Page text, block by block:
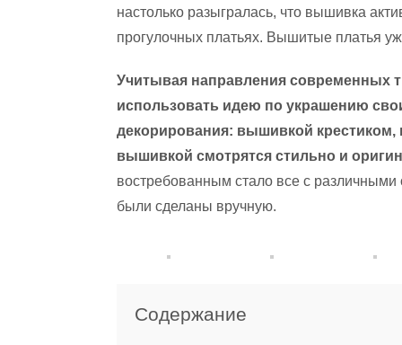
настолько разыгралась, что вышивка
прогулочных платьях. Вышитые платья
Учитывая направления современных
использовать идею по украшению
декорирования: вышивкой
вышивкой смотрятся стильно и
востребованным стало все с
были сделаны вручную.
Содержание